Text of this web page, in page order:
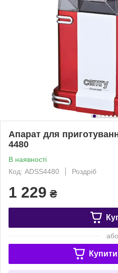
Апарат для
4480
В наявності
Код: ADSS4480
Роздріб
1 229 ₴
або